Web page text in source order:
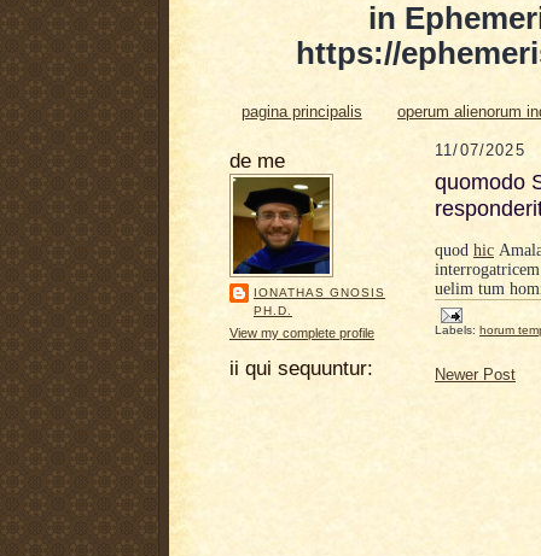
in
https://
pagina principalis operum alienorum
de me
IONATHAS GNOSIS
PH.D.
View my complete profile
ii qui sequuntur:
11/07/2025
quomodo
quod hic
uelim tum
Labels: horum
Newer Post